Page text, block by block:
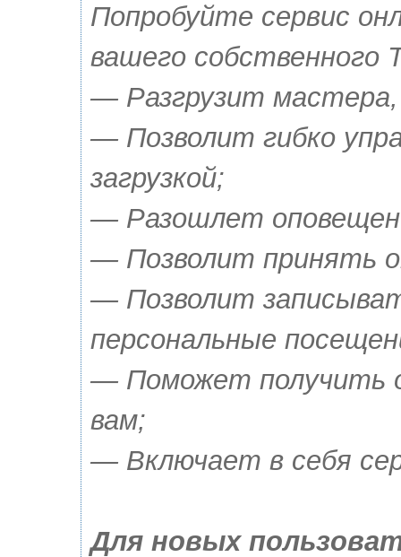
Попробуйте сервис
вашего собственного
— Разгрузит
— Позволит гибко
загрузкой;
— Разошлет
— Позволит принять
— Позволит
персональные
— Поможет получить
вам;
— Включает в себя
Для новых